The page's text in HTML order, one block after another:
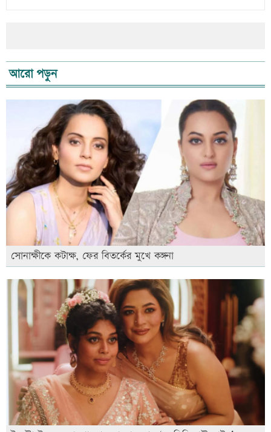
আরো পড়ুন
সোনাক্ষীকে কটাক্ষ, ফের বিতর্কের মুখে কঙ্গনা